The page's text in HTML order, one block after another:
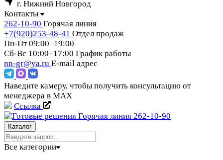
г. Нижний Новгород
Контакты
262-10-90 Горячая линия
+7(920)253-48-41 Отдел продаж
Пн-Пт 09:00–19:00
Сб-Вс 10:00–17:00 График работы
nn-gr@ya.ru E-mail адрес
Наведите камеру, чтобы получить консультацию от
менеджера в MAX
Ссылка
Горячая линия 262-10-90
Каталог
Все категории